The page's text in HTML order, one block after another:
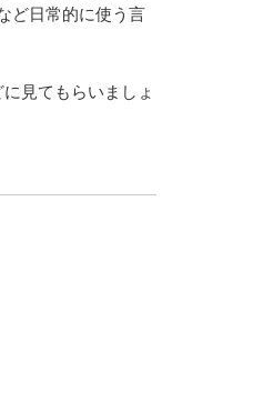
ど日常的に使う言
見てもらいましょ